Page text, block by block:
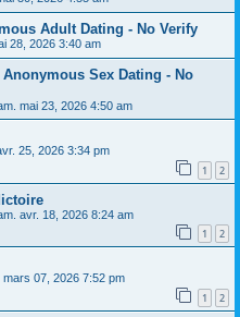
Adult Dating - No Verify
28, 2026 3:40 am
Sex Dating - No
mai 23, 2026 4:50 am
25, 2026 3:34 pm
1 2
avr. 18, 2026 8:24 am
1 2
mars 07, 2026 7:52 pm
1 2